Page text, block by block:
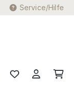
Service/Hilfe